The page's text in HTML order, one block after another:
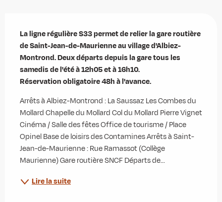
La ligne régulière S33 permet de relier la gare routière
de Saint-Jean-de-Maurienne au village d'Albiez-
Montrond. Deux départs depuis la gare tous les
samedis de l'été à 12h05 et à 16h10.
Réservation obligatoire 48h à l'avance.
Arrêts à Albiez-Montrond : La Saussaz Les Combes du
Mollard Chapelle du Mollard Col du Mollard Pierre Vignet
Cinéma / Salle des fêtes Office de tourisme / Place
Opinel Base de loisirs des Contamines Arrêts à Saint-
Jean-de-Maurienne : Rue Ramassot (Collège
Maurienne) Gare routière SNCF Départs de...
Lire la suite